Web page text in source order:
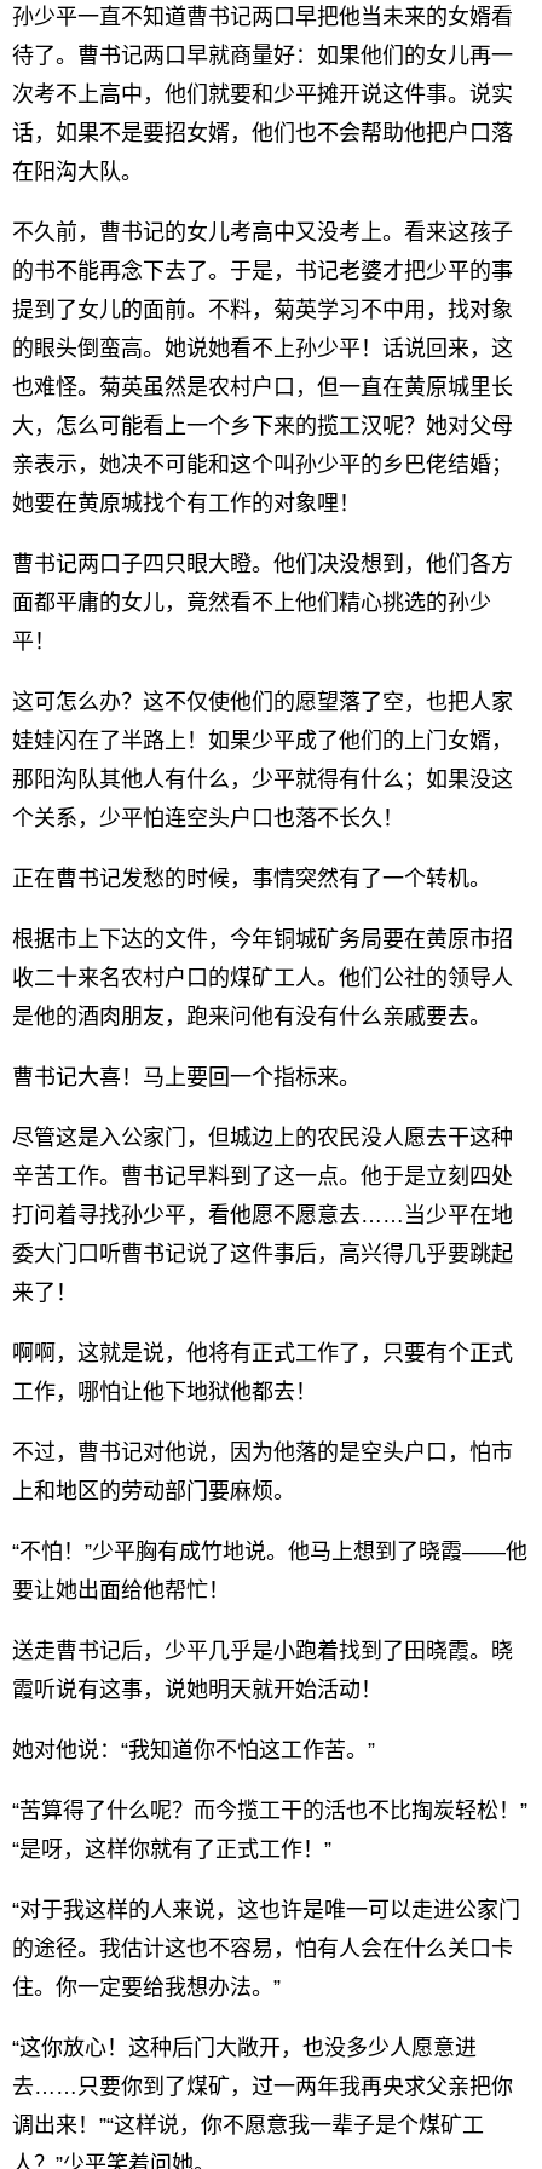
孙少平一直不知道曹书记两口早把他当未来的女婿看
待了。曹书记两口早就商量好：如果他们的女儿再一
次考不上高中，他们就要和少平摊开说这件事。说实
话，如果不是要招女婿，他们也不会帮助他把户口落
在阳沟大队。
不久前，曹书记的女儿考高中又没考上。看来这孩子
的书不能再念下去了。于是，书记老婆才把少平的事
提到了女儿的面前。不料，菊英学习不中用，找对象
的眼头倒蛮高。她说她看不上孙少平！话说回来，这
也难怪。菊英虽然是农村户口，但一直在黄原城里长
大，怎么可能看上一个乡下来的揽工汉呢？她对父母
亲表示，她决不可能和这个叫孙少平的乡巴佬结婚；
她要在黄原城找个有工作的对象哩！
曹书记两口子四只眼大瞪。他们决没想到，他们各方
面都平庸的女儿，竟然看不上他们精心挑选的孙少
平！
这可怎么办？这不仅使他们的愿望落了空，也把人家
娃娃闪在了半路上！如果少平成了他们的上门女婿，
那阳沟队其他人有什么，少平就得有什么；如果没这
个关系，少平怕连空头户口也落不长久！
正在曹书记发愁的时候，事情突然有了一个转机。
根据市上下达的文件，今年铜城矿务局要在黄原市招
收二十来名农村户口的煤矿工人。他们公社的领导人
是他的酒肉朋友，跑来问他有没有什么亲戚要去。
曹书记大喜！马上要回一个指标来。
尽管这是入公家门，但城边上的农民没人愿去干这种
辛苦工作。曹书记早料到了这一点。他于是立刻四处
打问着寻找孙少平，看他愿不愿意去……当少平在地
委大门口听曹书记说了这件事后，高兴得几乎要跳起
来了！
啊啊，这就是说，他将有正式工作了，只要有个正式
工作，哪怕让他下地狱他都去！
不过，曹书记对他说，因为他落的是空头户口，怕市
上和地区的劳动部门要麻烦。
“不怕！”少平胸有成竹地说。他马上想到了晓霞——他
要让她出面给他帮忙！
送走曹书记后，少平几乎是小跑着找到了田晓霞。晓
霞听说有这事，说她明天就开始活动！
她对他说：“我知道你不怕这工作苦。”
“苦算得了什么呢？而今揽工干的活也不比掏炭轻松！”
“是呀，这样你就有了正式工作！”
“对于我这样的人来说，这也许是唯一可以走进公家门
的途径。我估计这也不容易，怕有人会在什么关口卡
住。你一定要给我想办法。”
“这你放心！这种后门大敞开，也没多少人愿意进
去……只要你到了煤矿，过一两年我再央求父亲把你
调出来！”“这样说，你不愿意我一辈子是个煤矿工
人？”少平笑着问她。